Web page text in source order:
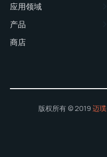
应用领域
产品
商店
版权所有 © 2019 迈